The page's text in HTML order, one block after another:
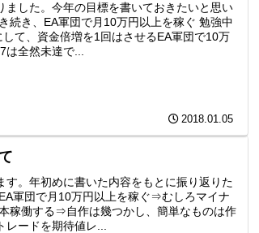
ました。今年の目標を書いておきたいと思い
続き、EA軍団で月10万円以上を稼ぐ 勉強中
て、資金倍増を1回はさせるEA軍団で10万
は全然未達で...
2018.01.05
す。年初めに書いた内容をもとに振り返りた
軍団で月10万円以上を稼ぐ⇒むしろマイナ
稼働する⇒自作は幾つかし、簡単なものは作
ードを期待値レ...